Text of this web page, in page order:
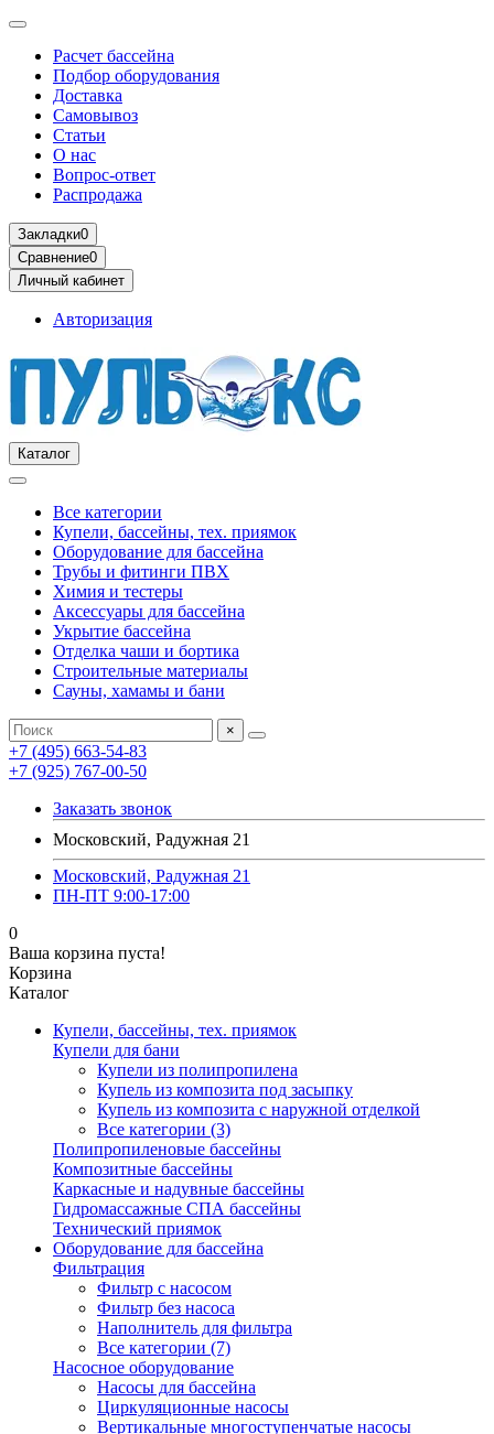
Расчет бассейна
Подбор оборудования
Доставка
Самовывоз
Статьи
О нас
Вопрос-ответ
Распродажа
Закладки0
Сравнение0
Личный кабинет
Авторизация
Каталог
Все категории
Купели, бассейны, тех. приямок
Оборудование для бассейна
Трубы и фитинги ПВХ
Химия и тестеры
Аксессуары для бассейна
Укрытие бассейна
Отделка чаши и бортика
Строительные материалы
Сауны, хамамы и бани
×
+7 (495) 663-54-83
+7 (925) 767-00-50
Заказать звонок
Московский, Радужная 21
Московский, Радужная 21
ПН-ПТ 9:00-17:00
0
Ваша корзина пуста!
Корзина
Каталог
Купели, бассейны, тех. приямок
Купели для бани
Купели из полипропилена
Купель из композита под засыпку
Купель из композита с наружной отделкой
Все категории (3)
Полипропиленовые бассейны
Композитные бассейны
Каркасные и надувные бассейны
Гидромассажные СПА бассейны
Технический приямок
Оборудование для бассейна
Фильтрация
Фильтр с насосом
Фильтр без насоса
Наполнитель для фильтра
Все категории (7)
Насосное оборудование
Насосы для бассейна
Циркуляционные насосы
Вертикальные многоступенчатые насосы